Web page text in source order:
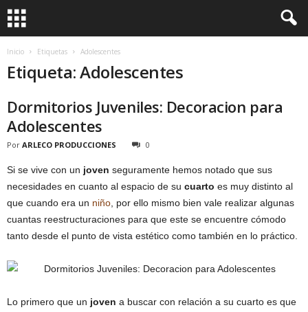
Inicio Etiquetas Adolescentes
Etiqueta: Adolescentes
Dormitorios Juveniles: Decoracion para
Adolescentes
Por ARLECO PRODUCCIONES 0
Si se vive con un joven seguramente hemos notado que sus
necesidades en cuanto al espacio de su cuarto es muy distinto al
que cuando era un niño , por ello mismo bien vale realizar algunas
cuantas reestructuraciones para que este se encuentre cómodo
tanto desde el punto de vista estético como también en lo práctico.
Lo primero que un joven a buscar con relación a su cuarto es que